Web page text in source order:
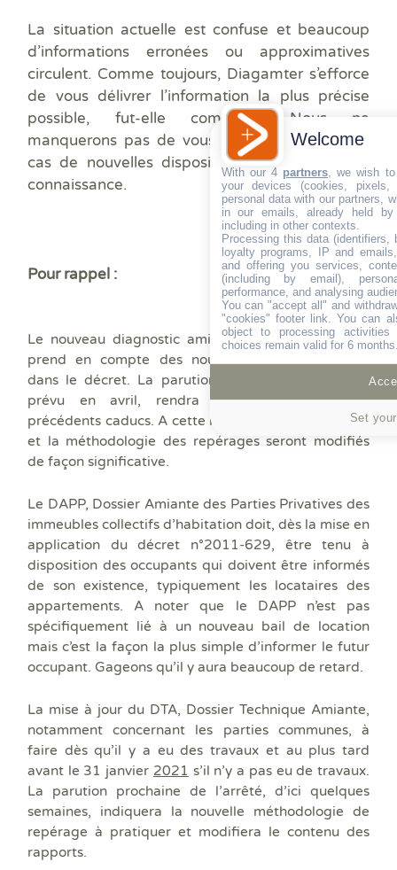
La situation actuelle est confuse et beaucoup
d’informations erronées ou approximatives
circulent. Comme toujours, Diagamter s’efforce
de vous délivrer l’information la plus précise
possible, fut-elle complexe. Nous ne
manquerons pas de vous informer aussitôt en
cas de nouvelles dispositions portées à notre
connaissance.
Pour rappel :
Le nouveau diagnostic amiante, liés à une vente,
prend en compte des nouveaux matériaux listés
dans le décret. La parution prochaine de l’arrêté,
prévu en avril, rendra les rapports amiante
précédents caducs. A cette même date, les rapports
et la méthodologie des repérages seront modifiés
de façon significative.
Le DAPP, Dossier Amiante des Parties Privatives des
immeubles collectifs d’habitation doit, dès la mise en
application du décret n°2011-629, être tenu à
disposition des occupants qui doivent être informés
de son existence, typiquement les locataires des
appartements. A noter que le DAPP n’est pas
spécifiquement lié à un nouveau bail de location
mais c’est la façon la plus simple d’informer le futur
occupant. Gageons qu’il y aura beaucoup de retard.
La mise à jour du DTA, Dossier Technique Amiante,
notamment concernant les parties communes, à
faire dès qu’il y a eu des travaux et au plus tard
avant le 31 janvier 2021 s’il n’y a pas eu de travaux.
La parution prochaine de l’arrêté, d’ici quelques
semaines, indiquera la nouvelle méthodologie de
repérage à pratiquer et modifiera le contenu des
rapports.
Welcome
With our 4 partners, we wish to
your devices (cookies,
personal data with our partners,
in our emails, already held
including in other contexts.
Processing this data (identifiers,
loyalty programs, IP and
and offering you services,
(including by email),
performance, and analysing
You can "accept all" and
"cookies" footer link. You can
object to processing
choices remain valid for 6
Set